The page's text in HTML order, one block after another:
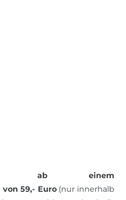
ab einem
59,- Euro(nur innerhalb